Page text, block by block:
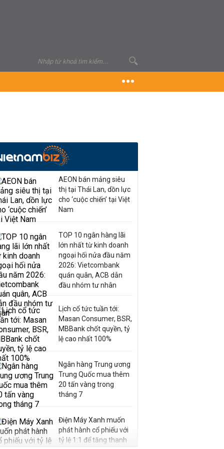
AEON bán mảng siêu
thị tại Thái Lan, dồn lực
cho ‘cuộc chiến’ tại Việt
Nam
TOP 10 ngân hàng lãi
lớn nhất từ kinh doanh
ngoại hối nửa đầu năm
2026: Vietcombank
quán quân, ACB dẫn
đầu nhóm tư nhân
Lịch cổ tức tuần tới:
Masan Consumer, BSR,
MBBank chốt quyền, tỷ
lệ cao nhất 100%
Ngân hàng Trung ương
Trung Quốc mua thêm
20 tấn vàng trong
tháng 7
Điện Máy Xanh muốn
phát hành cổ phiếu với
tỷ lệ 1:1 để tăng thanh